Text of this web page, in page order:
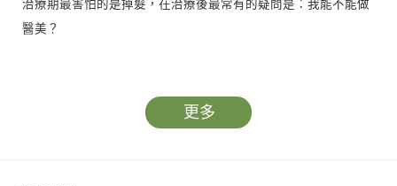
治療期最害怕的是掉髮，在治療後最常有的疑問是：我能不能做
醫美？
這是一本陪你歷經漫長的治療期，仍能保有自己的書！
更多